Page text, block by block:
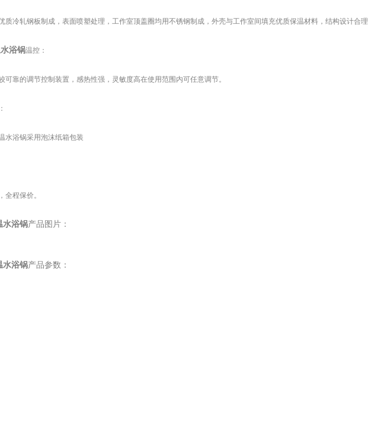
质冷轧钢板制成，表面喷塑处理，工作室顶盖圈均用不锈钢制成，外壳与工作室间填充优质保温材料，结构设计合理
浴锅温控：
可靠的调节控制装置，感热性强，灵敏度高在使用范围内可任意调节。
水浴锅采用泡沫纸箱包装
全程保价。
水浴锅产品图片：
水浴锅产品参数：